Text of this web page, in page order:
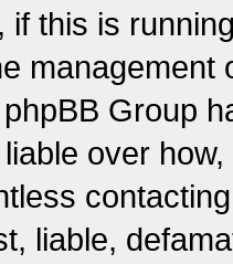
if this is
management
Group
over
liable,